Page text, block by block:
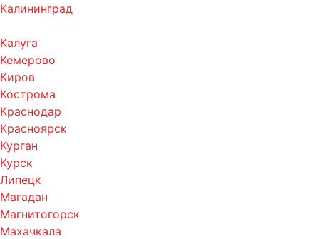
Калининград
Калуга
Кемерово
Киров
Кострома
Краснодар
Красноярск
Курган
Курск
Липецк
Магадан
Магнитогорск
Махачкала